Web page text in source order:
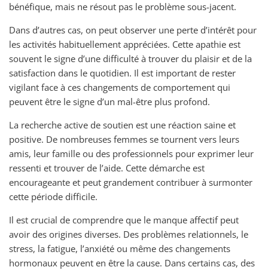
bénéfique, mais ne résout pas le problème sous-jacent.
Dans d’autres cas, on peut observer une perte d’intérêt pour
les activités habituellement appréciées. Cette apathie est
souvent le signe d’une difficulté à trouver du plaisir et de la
satisfaction dans le quotidien. Il est important de rester
vigilant face à ces changements de comportement qui
peuvent être le signe d’un mal-être plus profond.
La recherche active de soutien est une réaction saine et
positive. De nombreuses femmes se tournent vers leurs
amis, leur famille ou des professionnels pour exprimer leur
ressenti et trouver de l’aide. Cette démarche est
encourageante et peut grandement contribuer à surmonter
cette période difficile.
Il est crucial de comprendre que le manque affectif peut
avoir des origines diverses. Des problèmes relationnels, le
stress, la fatigue, l’anxiété ou même des changements
hormonaux peuvent en être la cause. Dans certains cas, des